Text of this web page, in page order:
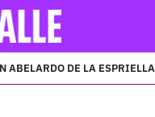
ABELARDO DE LA ESPRIELLA